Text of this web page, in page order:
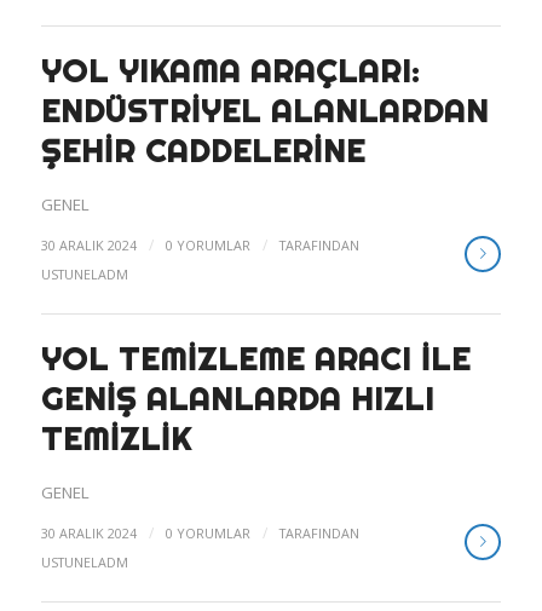
YOL YIKAMA ARAÇLARI:
ENDÜSTRIYEL ALANLARDAN
ŞEHIR CADDELERINE
GENEL
30 ARALIK 2024 / 0 YORUMLAR /
TARAFINDAN
USTUNELADM
YOL TEMIZLEME ARACI ILE
GENIŞ ALANLARDA HIZLI
TEMIZLIK
GENEL
30 ARALIK 2024 / 0 YORUMLAR /
TARAFINDAN
USTUNELADM